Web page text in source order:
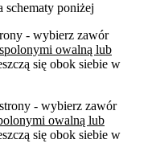
schematy poniżej
- wybierz zawór
owalną lub
się obok siebie w
- wybierz zawór
owalną lub
się obok siebie w